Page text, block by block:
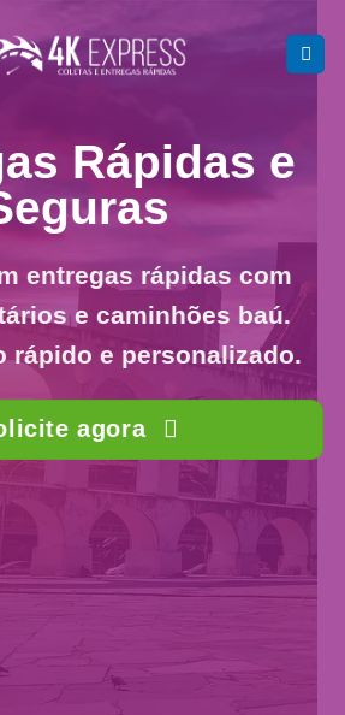
Rápidas e
entregas rápidas com
e caminhões baú.
rápido e personalizado.
agora